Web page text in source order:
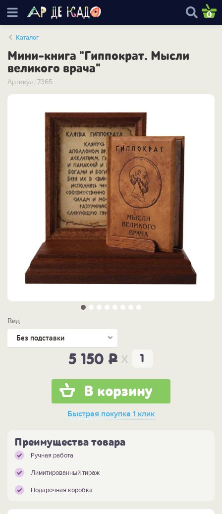
0
Каталог
Мини-книга "Гиппократ. Мысли
великого врача"
Артикул: 7365
Вид
Без подставки
5 150 P x
В корзину
Быстрая покупка 1 клик
Преимущества товара
Ручная работа
Лимитированный тираж
Подарочная коробка